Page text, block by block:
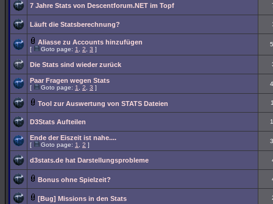
7 Jahre Stats von Descentforum.NET im Topf
Läuft die Statsberechnung?
Aliasse zu Accounts hinzufügen
[ Goto page: 1 2 3 ]
Die Stats sind wieder zurück
Paar Fragen wegen Stats
[ Goto page: 1 2 3 ]
Tool zur Auswertung von STATS Dateien
D3Stats Aufteilen
Ende der Eiszeit ist nahe....
[ Goto page: 1 2 ]
d3stats.de hat Darstellungsprobleme
Bonus ohne Spielzeit?
[Bug] Missions in den Stats